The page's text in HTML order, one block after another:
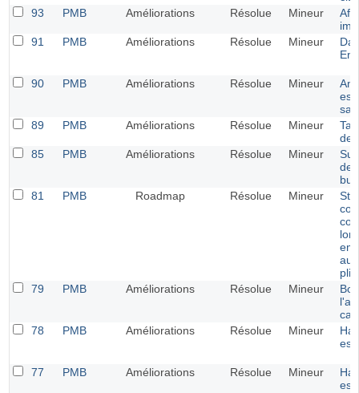
93
PMB Améliorations Résolue Mineur
91
PMB Améliorations Résolue Mineur
90 PMB Améliorations Résolue Mineur
89
PMB Améliorations Résolue Mineur
de
85
PMB Améliorations Résolue Mineur
81
PMB Roadmap Résolue Mineur
79
PMB Améliorations Résolue Mineur
78
PMB Améliorations Résolue Mineur
77 PMB Améliorations Résolue Mineur